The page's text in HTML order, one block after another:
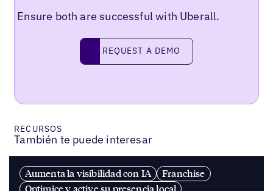
Ensure both are successful with Uberall.
request a demo
REQUEST A DEMO
RECURSOS
También te puede interesar
Aumenta la visibilidad con IA
Franchise
Optimice y active su presencia local